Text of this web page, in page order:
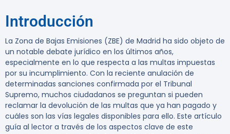
Introducción
La Zona de Bajas Emisiones (ZBE) de Madrid ha sido objeto de
un notable debate jurídico en los últimos años,
especialmente en lo que respecta a las multas impuestas
por su incumplimiento. Con la reciente anulación de
determinadas sanciones confirmada por el Tribunal
Supremo, muchos ciudadanos se preguntan si pueden
reclamar la devolución de las multas que ya han pagado y
cuáles son las vías legales disponibles para ello. Este artículo
guía al lector a través de los aspectos clave de este